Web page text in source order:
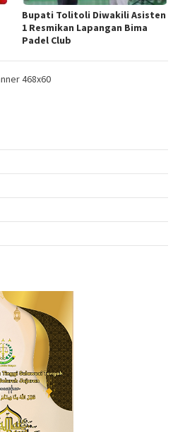
Bupati Tolitoli Diwakili Asisten
1 Resmikan Lapangan Bima
Padel Club